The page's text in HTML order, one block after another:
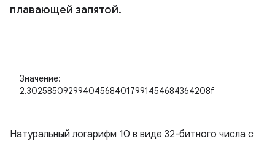
плавающей запятой.
Значение:
2.302585092994045684017991454684364208f
Натуральный логарифм 10 в виде 32-битного числа с